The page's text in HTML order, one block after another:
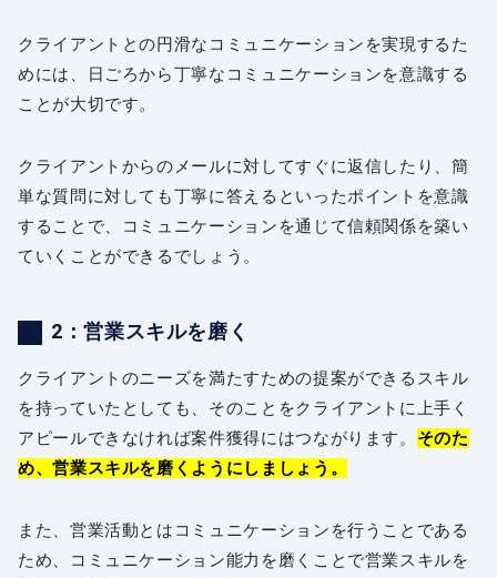
クライアントとの円滑なコミュニケーションを実現するた
めには、日ごろから丁寧なコミュニケーションを意識する
ことが大切です。
クライアントからのメールに対してすぐに返信したり、簡
単な質問に対しても丁寧に答えるといったポイントを意識
することで、コミュニケーションを通じて信頼関係を築い
ていくことができるでしょう。
2：営業スキルを磨く
クライアントのニーズを満たすための提案ができるスキル
を持っていたとしても、そのことをクライアントに上手く
アピールできなければ案件獲得にはつながります。 そのた
め、営業スキルを磨くようにしましょう。
また、営業活動とはコミュニケーションを行うことである
ため、コミュニケーション能力を磨くことで営業スキルを